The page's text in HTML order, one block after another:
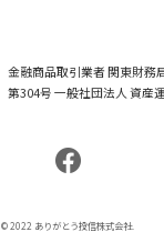
金融商品取引業者 関東財務
第304号 一般社団法人 資産
© 2022 ありがとう投信株式会社.